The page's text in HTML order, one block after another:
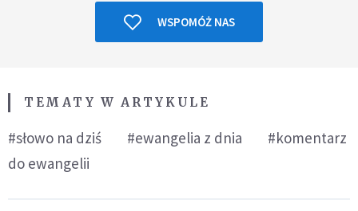
WSPOMÓŻ NAS
TEMATY W ARTYKULE
#słowo na dziś #ewangelia z dnia
#komentarz
do ewangelii